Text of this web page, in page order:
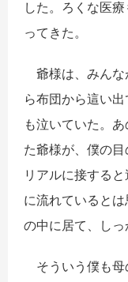
した。ろくな医
ってきた。
爺様は、みんな
ら布団から這い
も泣いていた。
た爺様が、僕の
リアルに接する
に流れていると
の中に居て、しっ
そういう僕も母